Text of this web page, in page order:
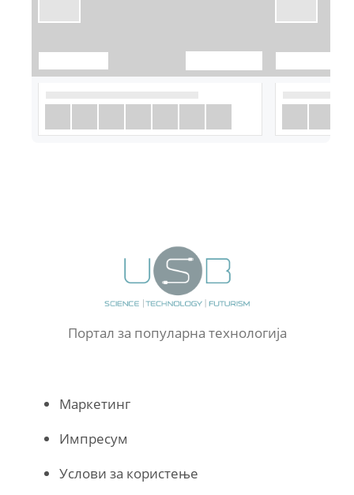
Портал за популарна технологија
Маркетинг
Импресум
Услови за користење